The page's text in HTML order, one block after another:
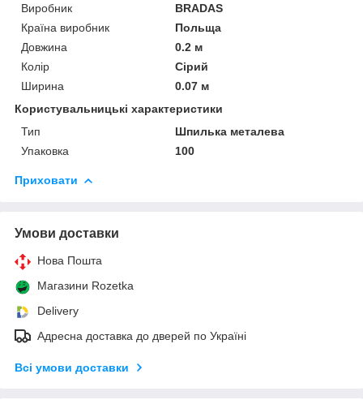
Виробник
BRADAS
Країна виробник
Польща
Довжина
0.2 м
Колір
Сірий
Ширина
0.07 м
Користувальницькі характеристики
Тип
Шпилька металева
Упаковка
100
Приховати
Умови доставки
Нова Пошта
Магазини Rozetka
Delivery
Адресна доставка до дверей по Україні
Всі умови доставки